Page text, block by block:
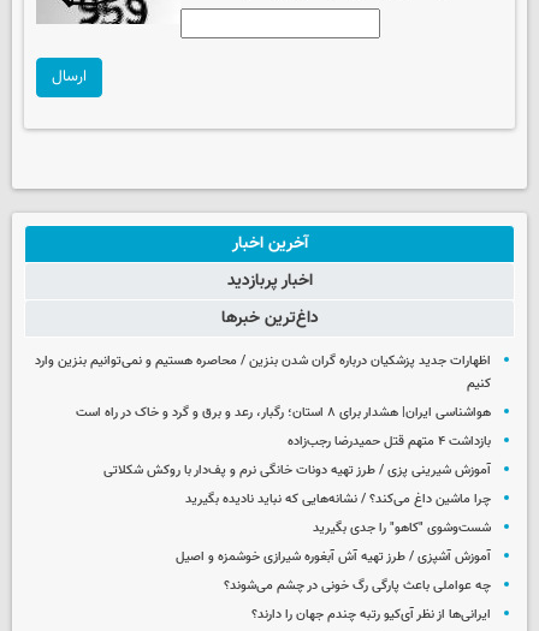
ارسال
آخرین اخبار
اخبار پربازدید
داغ‌ترین خبرها
اظهارات جدید پزشکیان درباره گران شدن بنزین / محاصره هستیم و نمی‌توانیم بنزین وارد
کنیم
هواشناسی ایران| هشدار برای ۸ استان؛ رگبار، رعد و برق و گرد و خاک در راه است
بازداشت ۴ متهم قتل حمیدرضا رجب‌زاده
آموزش شیرینی پزی / طرز تهیه دونات خانگی نرم و پف‌دار با روکش شکلاتی
چرا ماشین داغ می‌کند؟ / نشانه‌هایی که نباید نادیده بگیرید
شست‌وشوی "کاهو" را جدی بگیرید
آموزش آشپزی / طرز تهیه آش آبغوره شیرازی خوشمزه و اصیل
چه عواملی باعث پارگی رگ خونی در چشم می‌شوند؟
ایرانی‌ها از نظر آی‌کیو رتبه چندم جهان را دارند؟